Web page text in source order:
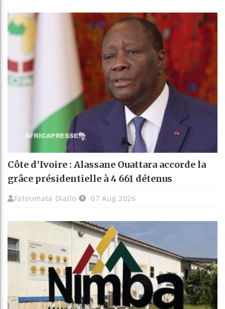
Côte d’Ivoire : Alassane Ouattara accorde la
grâce présidentielle à 4 661 détenus
Fatoumata Diallo 07 Aug 2026